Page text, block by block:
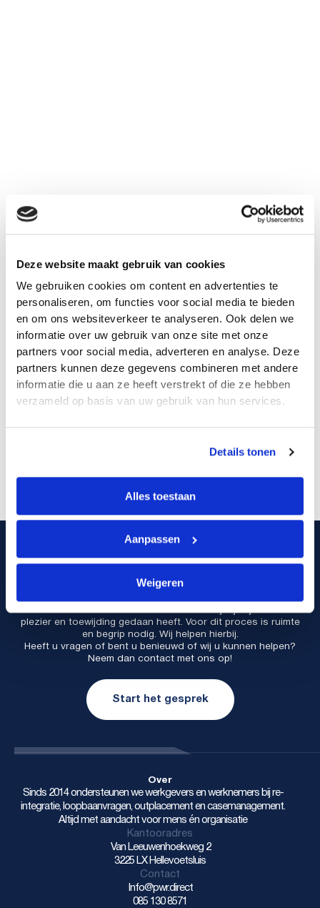
Deze website maakt gebruik van cookies
We gebruiken cookies om content en advertenties te
personaliseren, om functies voor social media te bieden
en om ons websiteverkeer te analyseren. Ook delen we
informatie over uw gebruik van onze site met onze
partners voor social media, adverteren en analyse. Deze
partners kunnen deze gegevens combineren met andere
informatie die u aan ze heeft verstrekt of die ze hebben
verzameld op basis van uw gebruik van hun services.
Details tonen
Alles toestaan
Aanpassen
Weigeren
May 22, 2026
Wat is het verschil tussen...
Informatie aanvragen
wensen van werknemer en werkgever. Wij vinden persoonlijke
afscheid moet nemen van het werk dat hij/zij al jaren met
plezier en toewijding gedaan heeft. Voor dit proces is ruimte
en begrip nodig. Wij helpen hierbij.
Heeft u vragen of bent u benieuwd of wij u kunnen helpen?
Neem dan contact met ons op!
Start het gesprek
Over
Sinds 2014 ondersteunen we werkgevers en werknemers bij re-
integratie, loopbaanvragen, outplacement en casemanagement.
Altijd met aandacht voor mens én organisatie
Kantooradres
Van Leeuwenhoekweg 2
3225 LX Hellevoetsluis
Contact
Info@pwr.direct
085 130 8571